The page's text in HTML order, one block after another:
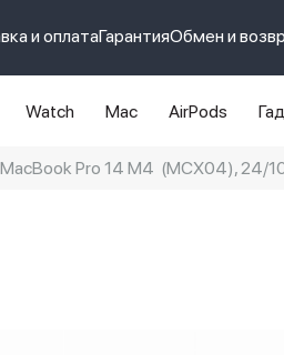
и оплатаГарантияОбмен и
Watch Mac AirPods
Pro 14 M4  (MCX04), 24/